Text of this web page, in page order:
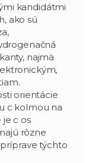
kandidátmi
ako sú
najmä
orientácie
c kolmou na
c os
rôzne
týchto